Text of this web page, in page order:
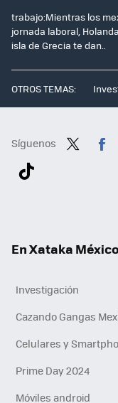
trabajo:Mientras los
jornada laboral,
isla de Grecia te dan..
OTROS TEMAS:
Síguenos
En Xataka
Investigación
Cazando Gangas
Celulares y
Prime Day 2024
Móviles android